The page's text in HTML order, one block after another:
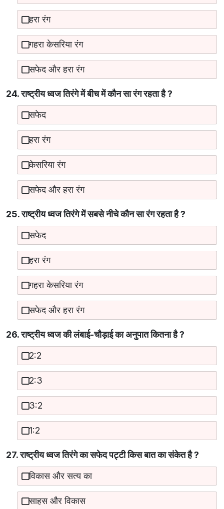
हरा रंग
गहरा केसरिया रंग
सफेद और हरा रंग
24. राष्ट्रीय ध्वज तिरंगे में बीच में कौन सा रंग रहता है ?
सफेद
हरा रंग
केसरिया रंग
सफेद और हरा रंग
25. राष्ट्रीय ध्वज तिरंगे में सबसे नीचे कौन सा रंग रहता है ?
सफेद
हरा रंग
गहरा केसरिया रंग
सफेद और हरा रंग
26. राष्ट्रीय ध्वज की लंबाई-चौड़ाई का अनुपात कितना है ?
2:2
2:3
3:2
1:2
27. राष्ट्रीय ध्वज तिरंगे का सफेद पट्टी किस बात का संकेत है ?
विकास और सत्य का
साहस और विकास